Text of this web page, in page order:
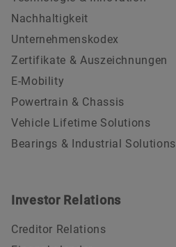
Nachhaltigkeit
Unternehmenskodex
Zertifikate & Auszeichnungen
E-Mobility
Powertrain & Chassis
Vehicle Lifetime Solutions
Bearings & Industrial Solutions
Investor Relations
Creditor Relations